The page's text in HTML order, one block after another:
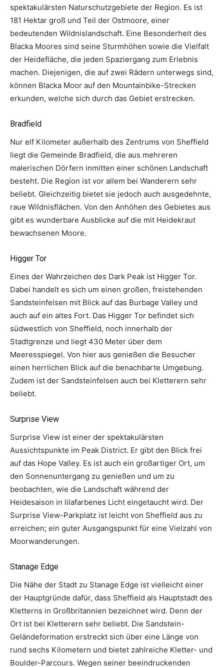
spektakulärsten Naturschutzgebiete der Region. Es ist
181 Hektar groß und Teil der Ostmoore, einer
bedeutenden Wildnislandschaft. Eine Besonderheit des
Blacka Moores sind seine Sturmhöhen sowie die Vielfalt
der Heidefläche, die jeden Spaziergang zum Erlebnis
machen. Diejenigen, die auf zwei Rädern unterwegs sind,
können Blacka Moor auf den Mountainbike-Strecken
erkunden, welche sich durch das Gebiet erstrecken.
Bradfield
Nur elf Kilometer außerhalb des Zentrums von Sheffield
liegt die Gemeinde Bradfield, die aus mehreren
malerischen Dörfern inmitten einer schönen Landschaft
besteht. Die Region ist vor allem bei Wanderern sehr
beliebt. Gleichzeitig bietet sie jedoch auch ausgedehnte,
raue Wildnisflächen. Von den Anhöhen des Gebietes aus
gibt es wunderbare Ausblicke auf die mit Heidekraut
bewachsenen Moore.
Higger Tor
Eines der Wahrzeichen des Dark Peak ist Higger Tor.
Dabei handelt es sich um einen großen, freistehenden
Sandsteinfelsen mit Blick auf das Burbage Valley und
auch auf ein altes Fort. Das Higger Tor befindet sich
südwestlich von Sheffield, noch innerhalb der
Stadtgrenze und liegt 430 Meter über dem
Meeresspiegel. Von hier aus genießen die Besucher
einen herrlichen Blick auf die benachbarte Umgebung.
Zudem ist der Sandsteinfelsen auch bei Kletterern sehr
beliebt.
Surprise View
Surprise View ist einer der spektakulärsten
Aussichtspunkte im Peak District. Er gibt den Blick frei
auf das Hope Valley. Es ist auch ein großartiger Ort, um
den Sonnenuntergang zu genießen und um zu
beobachten, wie die Landschaft während der
Heidesaison in lilafarbenes Licht eingetaucht wird. Der
Surprise View-Parkplatz ist leicht von Sheffield aus zu
erreichen; ein guter Ausgangspunkt für eine Vielzahl von
Moorwanderungen.
Stanage Edge
Die Nähe der Stadt zu Stanage Edge ist vielleicht einer
der Hauptgründe dafür, dass Sheffield als Hauptstadt des
Kletterns in Großbritannien bezeichnet wird. Denn der
Ort ist bei Kletterern sehr beliebt. Die Sandstein-
Geländeformation erstreckt sich über eine Länge von
rund sechs Kilometern und bietet zahlreiche Kletter- und
Boulder-Parcours. Wegen seiner beeindruckenden